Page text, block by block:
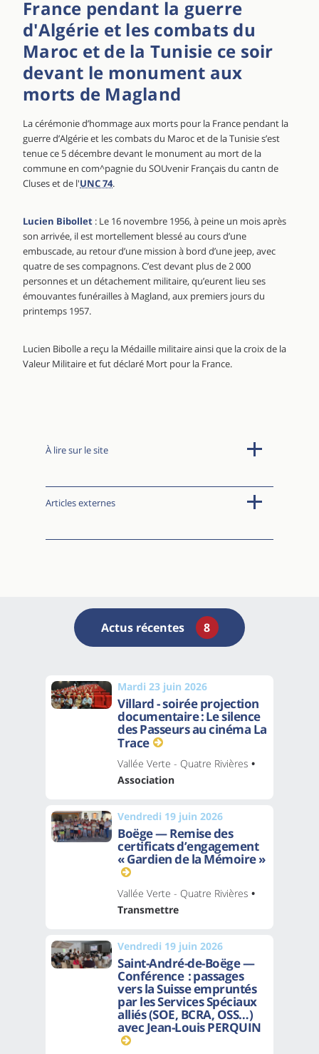
France pendant la guerre
d'Algérie et les combats du
Maroc et de la Tunisie ce soir
devant le monument aux
morts de Magland
La cérémonie d’hommage aux morts pour la France pendant la
guerre d’Algérie et les combats du Maroc et de la Tunisie s’est
tenue ce 5 décembre devant le monument au mort de la
commune en com^pagnie du SOUvenir Français du cantn de
Cluses et de l'UNC 74.
Lucien Bibollet : Le 16 novembre 1956, à peine un mois après
son arrivée, il est mortellement blessé au cours d’une
embuscade, au retour d’une mission à bord d’une jeep, avec
quatre de ses compagnons. C’est devant plus de 2 000
personnes et un détachement militaire, qu’eurent lieu ses
émouvantes funérailles à Magland, aux premiers jours du
printemps 1957.
Lucien Bibolle a reçu la Médaille militaire ainsi que la croix de la
Valeur Militaire et fut déclaré Mort pour la France.
À lire sur le site
Articles externes
Actus récentes 8
Mardi 23 juin 2026
Villard - soirée projection
documentaire : Le silence
des Passeurs au cinéma La
Trace
Vallée Verte - Quatre Rivières •
Association
Vendredi 19 juin 2026
Boëge — Remise des
certificats d’engagement
« Gardien de la Mémoire »
Vallée Verte - Quatre Rivières •
Transmettre
Vendredi 19 juin 2026
Saint-André-de-Boëge —
Conférence : passages
vers la Suisse empruntés
par les Services Spéciaux
alliés (SOE, BCRA, OSS…)
avec Jean-Louis PERQUIN